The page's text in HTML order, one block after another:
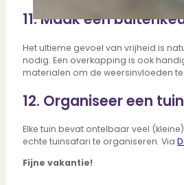
11. Maak een
Het ultieme gevoel van vrijheid is
nodig. Een overkapping is ook
materialen om de weersinvloeden
12. Organiseer een
Elke tuin bevat ontelbaar veel
echte tuinsafari te organiseren. Via
Fijne vakantie!